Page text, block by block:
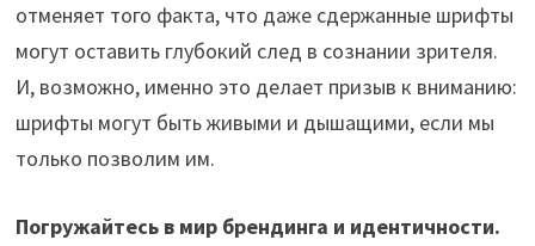
отменяет того факта, что даже сдержанные шрифты
могут оставить глубокий след в сознании зрителя.
И, возможно, именно это делает призыв к вниманию:
шрифты могут быть живыми и дышащими, если мы
только позволим им.
Погружайтесь в мир брендинга и идентичности.